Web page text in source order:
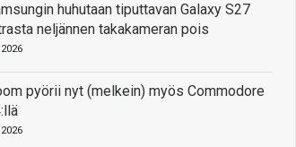
huhutaan tiputtavan Galaxy S27
neljännen takakameran pois
pyörii nyt (melkein) myös Commodore